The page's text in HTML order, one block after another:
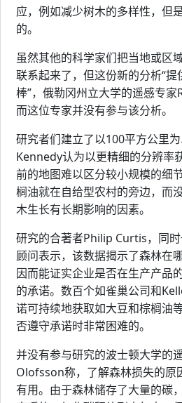
应，例如减少树木的多样性，但
的。
虽然其他的科学家们把当地或区
联系起来了，但这份新的分析“
棒”，俄勒冈州立大学的遥感专家
而这位专家并没有参与该分析。
研究者们建立了以100平方公里为
Kennedy认为以更精细的分辨率
前的地图难以区分较小规模的细
榈油就在自给型农村的旁边，而
木生长有长期影响的因素。
研究的合著者Philip Curtis，同
顾问表示，该数据揭示了森林在
因而能证实企业是否在生产产品
的承诺。数百个如雀巢公司和
诺可持续地获取如大豆和棕榈油
否遵守承诺时非常困难的。
并没有参与研究的波士顿大学的
Olofsson称，了解森林损失的原
有用。由于森林储存了大量的碳